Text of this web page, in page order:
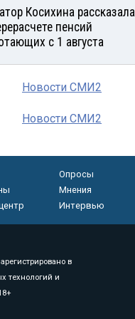
Косихина рассказала
пенсий
с 1 августа
Новости СМИ2
Новости СМИ2
Опросы
Мнения
Интервью
в
технологий и